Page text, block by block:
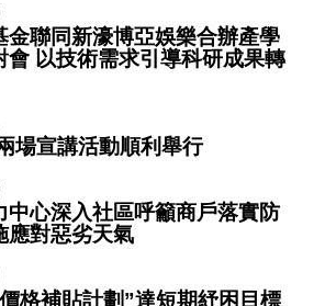
金聯同新濠博亞娛樂合辦產學
會 以技術需求引導科研成果轉
場宣講活動順利舉行
中心深入社區呼籲商戶落實防
應對惡劣天氣
格補貼計劃”達短期紓困目標